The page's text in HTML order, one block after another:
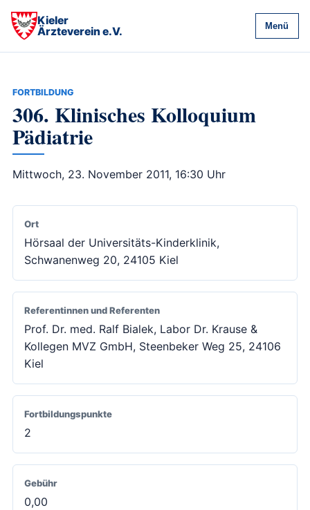
Kieler
Ärzteverein e.V.
Menü
FORTBILDUNG
306. Klinisches Kolloquium
Pädiatrie
Mittwoch, 23. November 2011, 16:30 Uhr
Ort
Hörsaal der Universitäts-Kinderklinik,
Schwanenweg 20, 24105 Kiel
Referentinnen und Referenten
Prof. Dr. med. Ralf Bialek, Labor Dr. Krause &
Kollegen MVZ GmbH, Steenbeker Weg 25, 24106
Kiel
Fortbildungspunkte
2
Gebühr
0,00